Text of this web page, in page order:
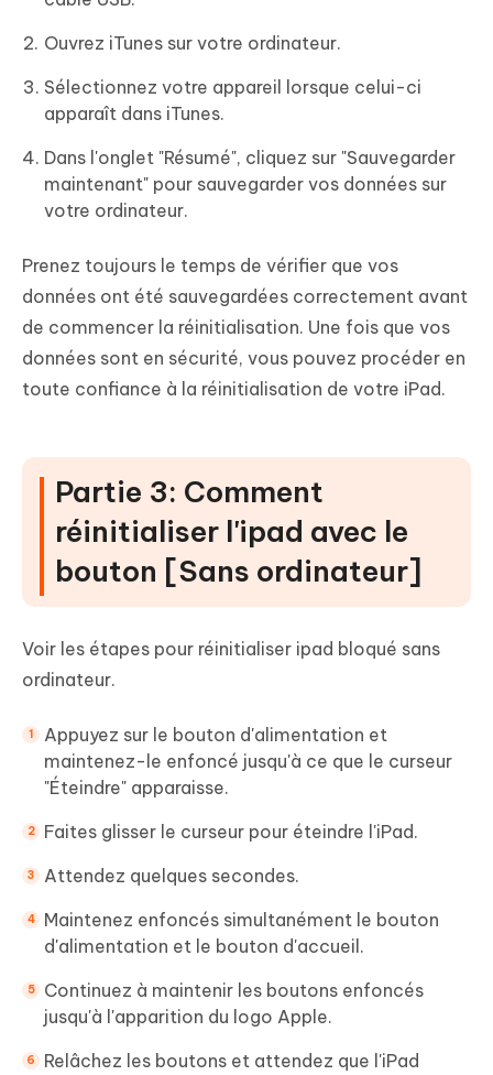
Ouvrez iTunes sur votre ordinateur.
Sélectionnez votre appareil lorsque celui-ci
apparaît dans iTunes.
Dans l'onglet "Résumé", cliquez sur "Sauvegarder
maintenant" pour sauvegarder vos données sur
votre ordinateur.
Prenez toujours le temps de vérifier que vos
données ont été sauvegardées correctement avant
de commencer la réinitialisation. Une fois que vos
données sont en sécurité, vous pouvez procéder en
toute confiance à la réinitialisation de votre iPad.
Partie 3: Comment
réinitialiser l'ipad avec le
bouton [Sans ordinateur]
Voir les étapes pour réinitialiser ipad bloqué sans
ordinateur.
Appuyez sur le bouton d'alimentation et
maintenez-le enfoncé jusqu'à ce que le curseur
"Éteindre" apparaisse.
Faites glisser le curseur pour éteindre l'iPad.
Attendez quelques secondes.
Maintenez enfoncés simultanément le bouton
d'alimentation et le bouton d'accueil.
Continuez à maintenir les boutons enfoncés
jusqu'à l'apparition du logo Apple.
Relâchez les boutons et attendez que l'iPad